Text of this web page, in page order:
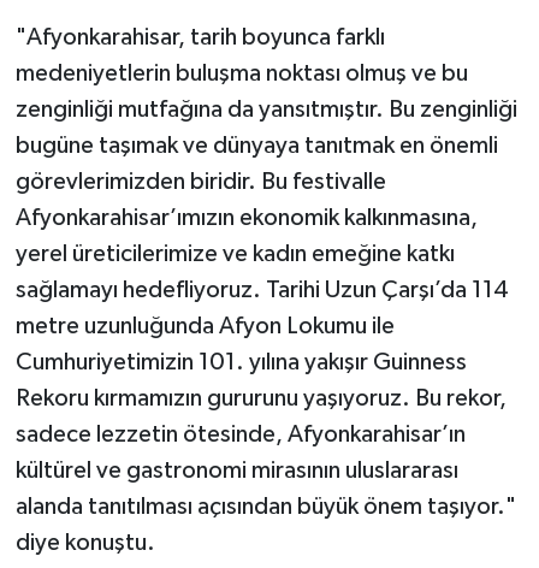
"Afyonkarahisar, tarih boyunca farklı
medeniyetlerin buluşma noktası olmuş ve bu
zenginliği mutfağına da yansıtmıştır. Bu zenginliği
bugüne taşımak ve dünyaya tanıtmak en önemli
görevlerimizden biridir. Bu festivalle
Afyonkarahisar’ımızın ekonomik kalkınmasına,
yerel üreticilerimize ve kadın emeğine katkı
sağlamayı hedefliyoruz. Tarihi Uzun Çarşı’da 114
metre uzunluğunda Afyon Lokumu ile
Cumhuriyetimizin 101. yılına yakışır Guinness
Rekoru kırmamızın gururunu yaşıyoruz. Bu rekor,
sadece lezzetin ötesinde, Afyonkarahisar’ın
kültürel ve gastronomi mirasının uluslararası
alanda tanıtılması açısından büyük önem taşıyor."
diye konuştu.